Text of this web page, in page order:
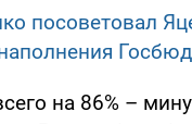
посоветовал
на 86% –